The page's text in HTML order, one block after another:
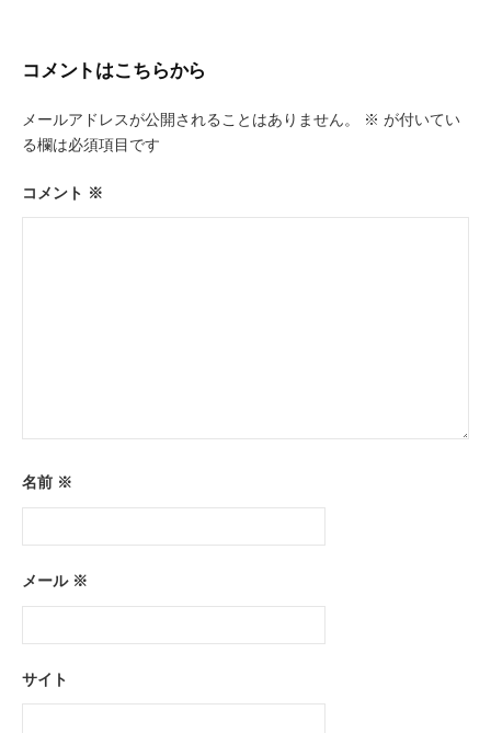
ゲ
シ
ョ
ン
コメントはこちらから
メールアドレスが公開されることはありません。 ※ が付いてい
る欄は必須項目です
コメント ※
名前 ※
メール ※
サイト